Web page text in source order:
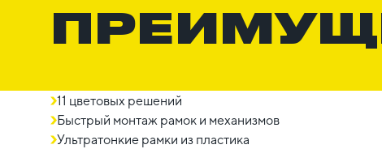
11 цветовых решений
Быстрый монтаж рамок и механизмов
Ультратонкие рамки из пластика